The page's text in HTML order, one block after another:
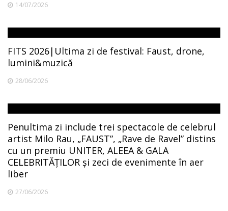
14/07/2026
FITS 2026|Ultima zi de festival: Faust, drone,
lumini&muzică
28/06/2026
Penultima zi include trei spectacole de celebrul
artist Milo Rau, „FAUST”, „Rave de Ravel” distins
cu un premiu UNITER, ALEEA & GALA
CELEBRITĂȚILOR și zeci de evenimente în aer
liber
27/06/2026